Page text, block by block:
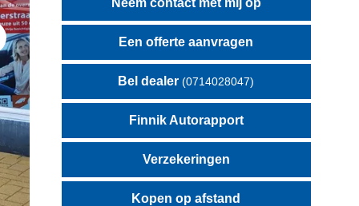
Neem contact met mij op
Een offerte aanvragen
Bel dealer(0714028047)
Finnik Autorapport
Verzekeringen
Kopen op afstand